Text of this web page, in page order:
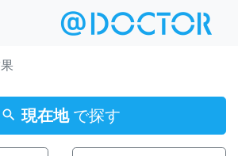
現在地 で探す